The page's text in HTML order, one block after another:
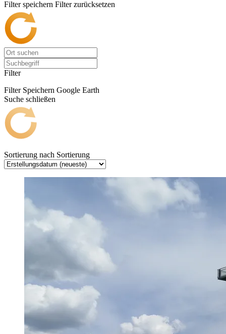
Filter speichern Filter zurücksetzen
Filter
Filter Speichern Google Earth
Suche schließen
Sortierung nach Sortierung